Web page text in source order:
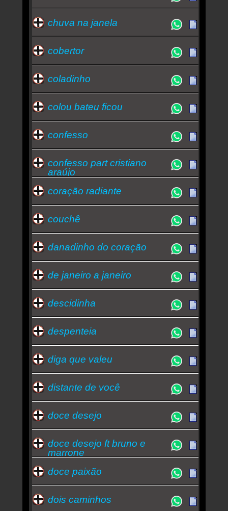
chuva na janela
cobertor
coladinho
colou bateu ficou
confesso
confesso part cristiano
araújo
coração radiante
couchê
danadinho do coração
de janeiro a janeiro
descidinha
despenteia
diga que valeu
distante de você
doce desejo
doce desejo ft bruno e
marrone
doce paixão
dois caminhos